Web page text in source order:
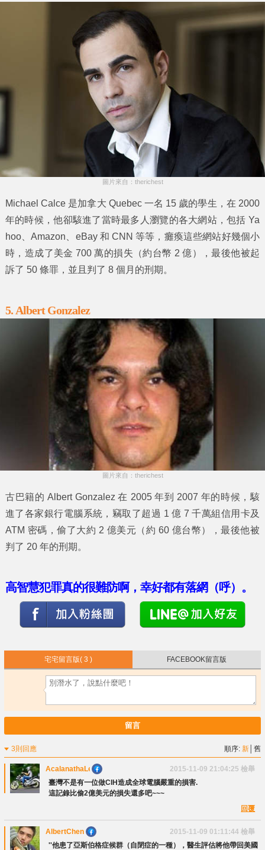
圖片來自：therichest
Michael Calce 是加拿大 Quebec 一名 15 歲的學生，在 2000
年的時候，他卻駭進了當時最多人瀏覽的各大網站，包括 Ya
hoo、Amazon、eBay 和 CNN 等等，癱瘓這些網站好幾個小
時，造成了美金 700 萬的損失（約台幣 2 億），最後他被起
訴了 50 條罪，並且判了 8 個月的刑期。
5. Albert Gonzalez
圖片來自：therichest
古巴籍的 Albert Gonzalez 在 2005 年到 2007 年的時候，駭
進了各家銀行電腦系統，竊取了超過 1 億 7 千萬組信用卡及
ATM 密碼，偷了大約 2 億美元（約 60 億台幣），最後他被
判了 20 年的刑期。
高智慧犯罪真的很難防啊，幸好都有落網（呼）。
宅宅留言版( 3 ) FACEBOOK留言版
留言
3則回應 順序:新 │舊
AcalanathaLee 2015-11-09 21:04:25 檢舉
臺灣不是有一位做CIH造成全球電腦嚴重的損害.
這記錄比偷2億美元的損失還多吧~~~
回覆
AlbertChen 2015-11-09 01:11:44 檢舉
''他患了亞斯伯格症候群（自閉症的一種），醫生評估將他帶回美國